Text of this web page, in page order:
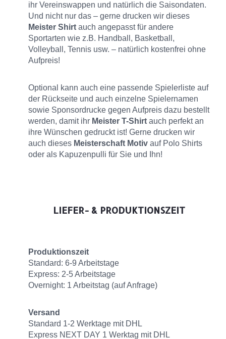
ihr Vereinswappen und natürlich die Saisondaten.
Und nicht nur das – gerne drucken wir dieses
Meister Shirt auch angepasst für andere
Sportarten wie z.B. Handball, Basketball,
Volleyball, Tennis usw. – natürlich kostenfrei ohne
Aufpreis!
Optional kann auch eine passende Spielerliste auf
der Rückseite und auch einzelne Spielernamen
sowie Sponsordrucke gegen Aufpreis dazu bestellt
werden, damit ihr Meister T-Shirt auch perfekt an
ihre Wünschen gedruckt ist! Gerne drucken wir
auch dieses Meisterschaft Motiv auf Polo Shirts
oder als Kapuzenpulli für Sie und Ihn!
LIEFER- & PRODUKTIONSZEIT
Produktionszeit
Standard: 6-9 Arbeitstage
Express: 2-5 Arbeitstage
Overnight: 1 Arbeitstag (auf Anfrage)
Versand
Standard 1-2 Werktage mit DHL
Express NEXT DAY 1 Werktag mit DHL